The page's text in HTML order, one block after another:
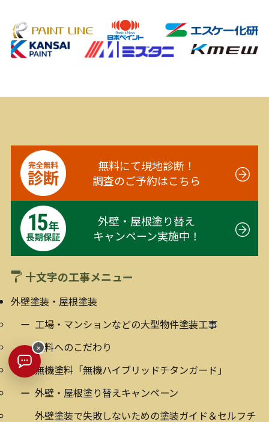
無料にて現地診断！
調査のご予約はこちら
外壁・屋根塗り替え
キャンペーン実施中！
十文字の工事メニュー
外壁塗装・屋根塗装
工場・マンションなどの大型物件塗装工事
塗料へのこだわり
無機塗料「無機ハイブリッドチタンガード」
外壁・屋根塗り替えキャンペーン
外壁塗装で失敗しないための塗装ガイド＆セルフチ
×